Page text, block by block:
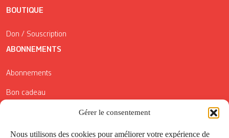
Gérer le consentement
Nous utilisons des cookies pour améliorer votre expérience de
BOUTIQUE
Don / Souscription
ABONNEMENTS
Abonnements
Bon cadeau
Conditions générales de vente
Réductions de la Carte Côté Courrier